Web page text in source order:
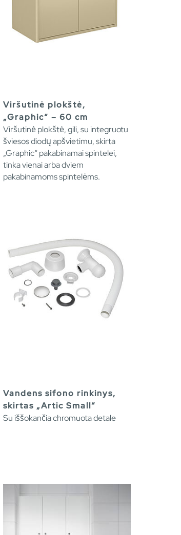
Viršutinė plokštė,
„Graphic“ – 60 cm
Viršutinė plokštė, gili, su integruotu
šviesos diodų apšvietimu, skirta
„Graphic“ pakabinamai spintelei,
tinka vienai arba dviem
pakabinamoms spintelėms.
Vandens sifono rinkinys,
skirtas „Artic Small“
Su iššokančia chromuota detale